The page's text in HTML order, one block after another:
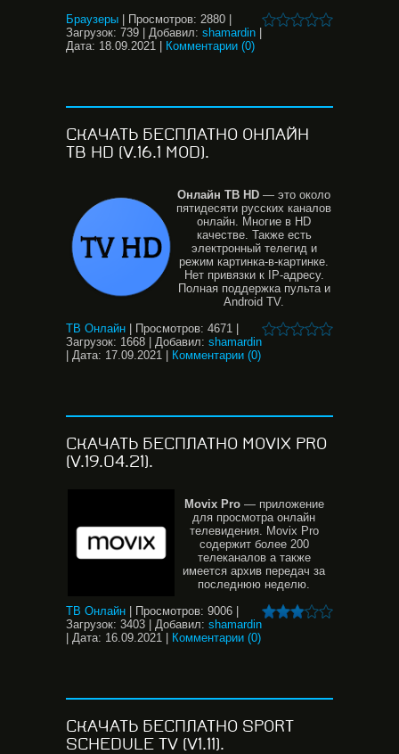
Браузеры
Просмотров: 2880
Загрузок: 739 Добавил: shamardin
Дата: 18.09.2021 Комментарии (0)
СКАЧАТЬ БЕСПЛАТНО ОНЛАЙН
ТВ HD (V.16.1 MOD).
Онлайн ТВ HD — это около
пятидесяти русских каналов
онлайн. Многие в НD
качестве. Также есть
электронный телегид и
режим картинка-в-картинке.
Нет привязки к IP-адресу.
Полная поддержка пульта и
Android TV.
ТВ Онлайн
Просмотров: 4671
Загрузок: 1668 Добавил: shamardin
Дата: 17.09.2021 Комментарии (0)
СКАЧАТЬ БЕСПЛАТНО MOVIX PRO
(V.19.04.21).
Movix Pro— приложение
для просмотра онлайн
телевидения. Movix Pro
содержит более 200
телеканалов а также
имеется архив передач за
последнюю неделю.
ТВ Онлайн
Просмотров: 9006
Загрузок: 3403 Добавил: shamardin
Дата: 16.09.2021 Комментарии (0)
СКАЧАТЬ БЕСПЛАТНО SPORT
SCHEDULE TV (V1.11).